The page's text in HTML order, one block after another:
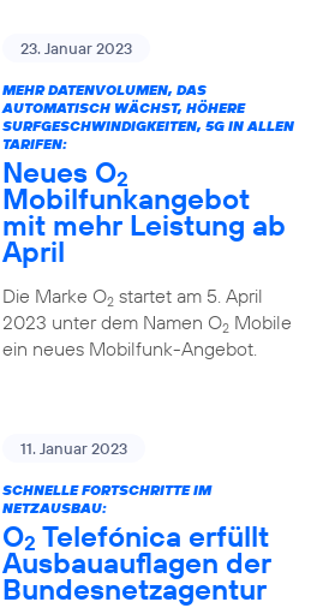
23. Januar 2023
MEHR DATENVOLUMEN, DAS
AUTOMATISCH WÄCHST, HÖHERE
SURFGESCHWINDIGKEITEN, 5G IN ALLEN
TARIFEN:
Neues O2
Mobilfunkangebot
mit mehr Leistung ab
April
Die Marke O2startet am 5. April
2023 unter dem Namen O2Mobile
ein neues Mobilfunk-Angebot.
11. Januar 2023
SCHNELLE FORTSCHRITTE IM
NETZAUSBAU:
O2 Telefónica erfüllt
Ausbauauflagen der
Bundesnetzagentur